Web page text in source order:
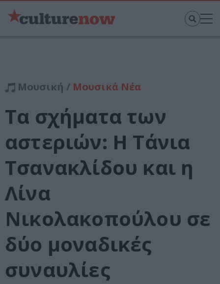
Μουσική / Μουσικά Νέα
Τα σχήματα των
αστεριών: Η Τάνια
Τσανακλίδου και η
Λίνα
Νικολακοπούλου σε
δύο μοναδικές
συναυλίες